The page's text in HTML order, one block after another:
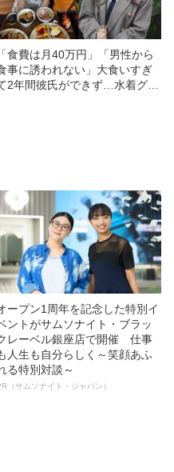
「食費は月40万円」「男性から
事に誘われない」大食いすぎ
2年間彼氏ができず…水着グラ
ープン1周年を記念した特別イ
ントがサムソナイト・ブラッ
レーベル銀座店で開催 仕事
人生も自分らしく～笑顔あふ
る特別対談～
（サムソナイト・ジャパン）